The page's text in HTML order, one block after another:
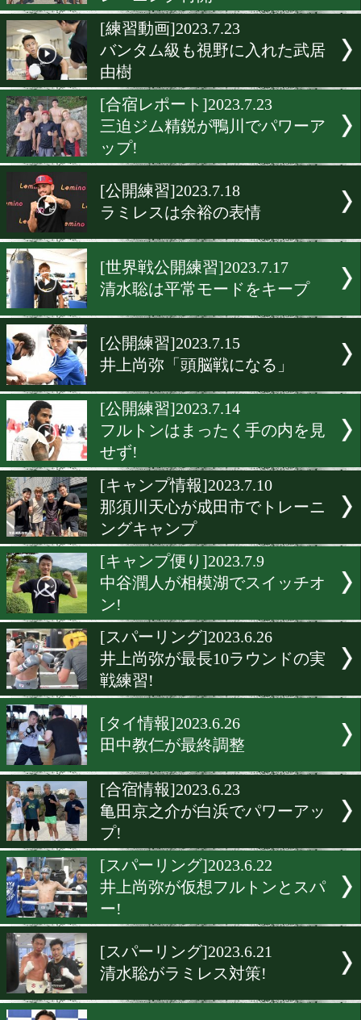
[公開練習]2023.8.4
西田凌佑が順調なコンディ
ンをアピール!
[合宿レポ]2023.7.28
武居由樹と北野武郎が早く
レーニング再開
[練習動画]2023.7.23
バンタム級も視野に入れた
由樹
[合宿レポート]2023.7.23
三迫ジム精鋭が鴨川でパワ
ップ!
[公開練習]2023.7.18
ラミレスは余裕の表情
[世界戦公開練習]2023.7.17
清水聡は平常モードをキー
[公開練習]2023.7.15
井上尚弥「頭脳戦になる」
[公開練習]2023.7.14
フルトンはまったく手の内
[キャンプ情報]2023.7.10
那須川天心が成田市でトレ
ングキャンプ
中谷潤人が相模湖でスイッ
ン!
[スパーリング]2023.6.26
井上尚弥が最長10ラウンド
戦練習!